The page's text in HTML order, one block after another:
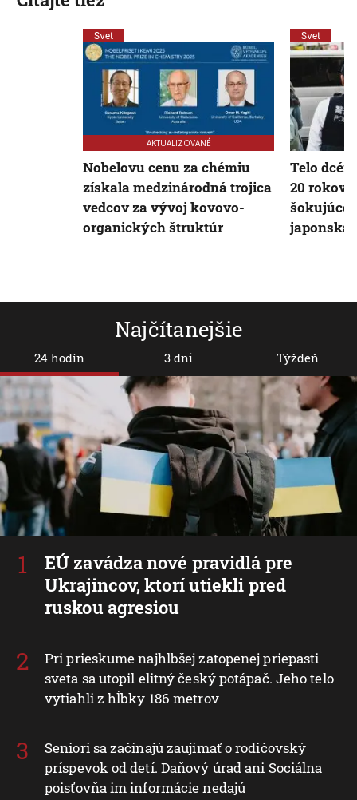
Najčítanejšie
24 hodín
EÚ zavádza nové pravidlá pre
Ukrajincov, ktorí utiekli pred
ruskou agresiou
Pri prieskume najhlbšej zatopenej priepasti
sveta sa utopil elitný český potápač. Jeho telo
vytiahli z hĺbky 186 metrov
Seniori sa začínajú zaujímať o rodičovský
príspevok od detí. Daňový úrad ani Sociálna
poisťovňa im informácie nedajú
3 dni Týždeň
Svet
AKTUALIZOVANÉ
Nobelovu cenu za chémiu
získala medzinárodná trojica
vedcov za vývoj kovovo-
organických štruktúr
Svet
Telo
20 rokov:
japonská